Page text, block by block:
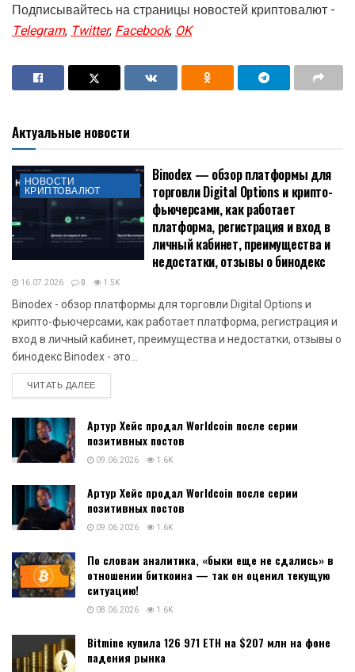
Подписывайтесь на страницы новостей криптовалют -
Telegram,Twitter,Facebook,OK
Актуальные новости
НОВОСТИ
КРИПТОВАЛЮТ
Binodex — обзор платформы для
торговли Digital Options и крипто-
фьючерсами, как работает
платформа, регистрация и вход в
личный кабинет, преимущества и
недостатки, отзывы о бинодекс
16.07.2026 0 1.5K
Binodex - обзор платформы для торговли Digital Options и
крипто-фьючерсами, как работает платформа, регистрация и
вход в личный кабинет, преимущества и недостатки, отзывы о
бинодекс Binodex - это...
ЧИТАТЬ ДАЛЕЕDETAILS
Артур Хейс продал Worldcoin после серии
позитивных постов
09.06.2026 1.6K
Артур Хейс продал Worldcoin после серии
позитивных постов
09.06.2026 1.6K
По словам аналитика, «быки еще не сдались» в
отношении биткоина — так он оценил текущую
ситуацию!
08.06.2026 1.6K
Bitmine купила 126 971 ETH на $207 млн на фоне
падения рынка